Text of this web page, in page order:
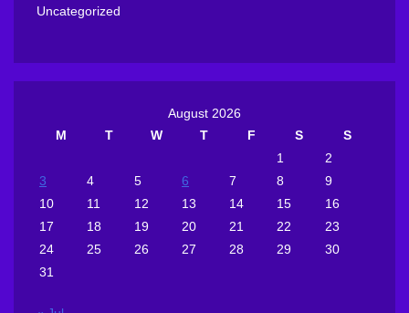
Uncategorized
August 2026
M
T W T F S
S
1
2
3
4 5 6 7 8
9
10
11 12 13 14 15
16
17
18 19 20 21 22
23
24
25 26 27 28 29
30
31